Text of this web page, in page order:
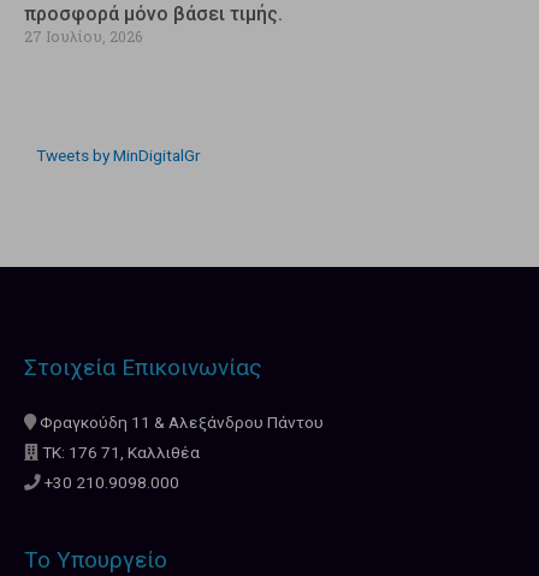
προσφορά μόνο βάσει τιμής.
27 Ιουλίου, 2026
Tweets by MinDigitalGr
Στοιχεία Επικοινωνίας
Φραγκούδη 11 & Αλεξάνδρου Πάντου
ΤΚ: 176 71, Καλλιθέα
+30 210.9098.000
Το Υπουργείο